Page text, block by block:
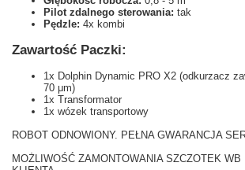
Pilot zdalnego sterowania: tak
Pędzle: 4x kombi
Zawartość Paczki:
1x Dolphin Dynamic PRO X2 (odkurzacz
70 μm)
1x Transformator
1x wózek transportowy
ROBOT ODNOWIONY. PEŁNA GWARANCJA
MOŻLIWOŚĆ ZAMONTOWANIA SZCZOTEK WB